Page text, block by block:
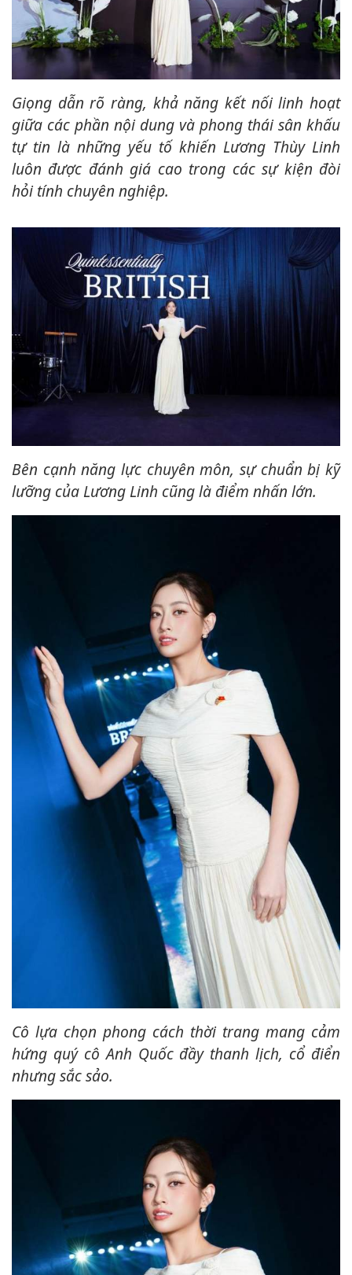
Giọng dẫn rõ ràng, khả năng kết nối linh hoạt
giữa các phần nội dung và phong thái sân khấu
tự tin là những yếu tố khiến Lương Thùy Linh
luôn được đánh giá cao trong các sự kiện đòi
hỏi tính chuyên nghiệp.
Bên cạnh năng lực chuyên môn, sự chuẩn bị kỹ
lưỡng của Lương Linh cũng là điểm nhấn lớn.
Cô lựa chọn phong cách thời trang mang cảm
hứng quý cô Anh Quốc đầy thanh lịch, cổ điển
nhưng sắc sảo.